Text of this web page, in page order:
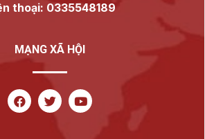
thoại: 0335548189
MẠNG XÃ HỘI